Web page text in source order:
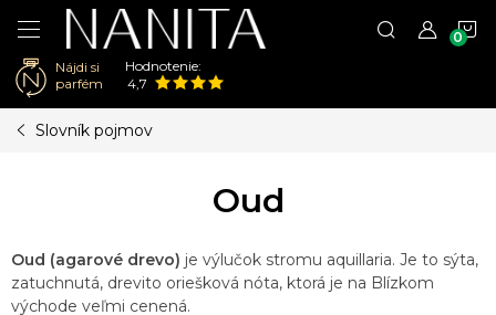
Nájdi si
parfém
Hodnotenie:
4,7
Slovník pojmov
Oud
Oud (agarové drevo) je výlučok stromu aquillaria. Je to sýta,
zatuchnutá, drevito oriešková nóta, ktorá je na Blízkom
východe veľmi cenená.